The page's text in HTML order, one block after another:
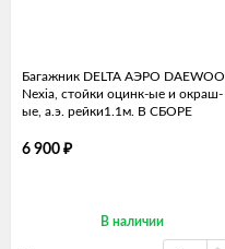
Багажник DELTA АЭРО DAEWOO
Nexia, стойки оцинк-ые и окраш-
ые, а.э. рейки1.1м. В СБОРЕ
6 900 ₽
В наличии